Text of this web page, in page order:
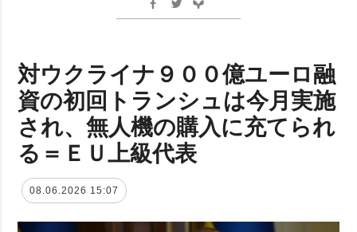
対ウクライナ９００億ユーロ融
資の初回トランシュは今月実施
され、無人機の購入に充てられ
る＝ＥＵ上級代表
08.06.2026 15:07